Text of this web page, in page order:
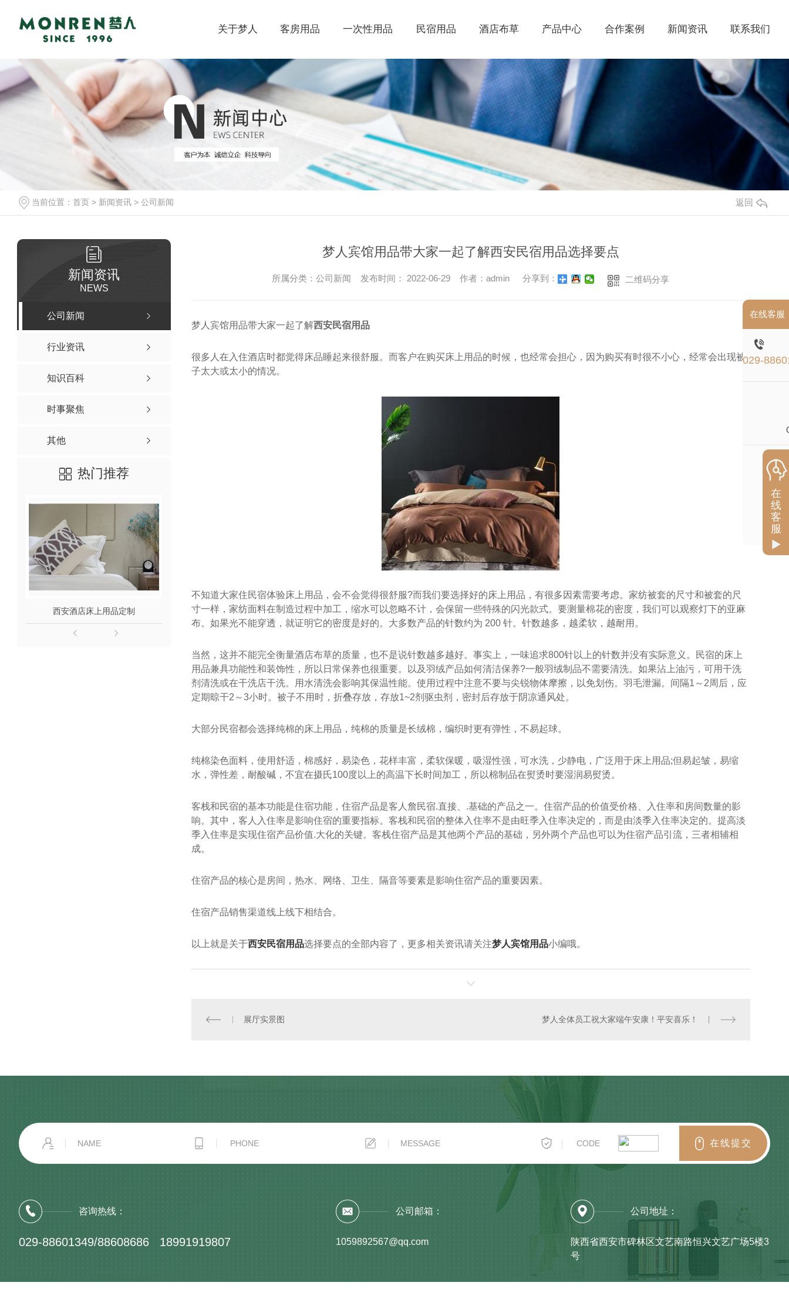
关于梦人 客房用品 一次性用品 民宿用品 酒店布草 产品中心 合作案例 新闻资讯 联系我们
当前位置： 首页 > 新闻资讯 > 公司新闻 返回
新闻资讯
NEWS
公司新闻
行业资讯
知识百科
时事聚焦
其他
热门推荐
西安酒店床上用品定制 西安酒店床上用品批发 酒店床品 被芯
梦人宾馆用品带大家一起了解西安民宿用品选择要点
所属分类：公司新闻 发布时间： 2022-06-29 作者：admin 分享到： 二维码分享
梦人宾馆用品带大家一起了解西安民宿用品
很多人在入住酒店时都觉得床品睡起来很舒服。而客户在购买床上用品的时候，也经常会担心，因为购买有时很不小心，经常会出现被
子太大或太小的情况。
不知道大家住民宿体验床上用品，会不会觉得很舒服?而我们要选择好的床上用品，有很多因素需要考虑。家纺被套的尺寸和被套的尺
寸一样，家纺面料在制造过程中加工，缩水可以忽略不计，会保留一些特殊的闪光款式。要测量棉花的密度，我们可以观察灯下的亚麻
布。如果光不能穿透，就证明它的密度是好的。大多数产品的针数约为 200 针。针数越多，越柔软，越耐用。
当然，这并不能完全衡量酒店布草的质量，也不是说针数越多越好。事实上，一味追求800针以上的针数并没有实际意义。民宿的床上
用品兼具功能性和装饰性，所以日常保养也很重要。以及羽绒产品如何清洁保养?一般羽绒制品不需要清洗。如果沾上油污，可用干洗
剂清洗或在干洗店干洗。用水清洗会影响其保温性能。使用过程中注意不要与尖锐物体摩擦，以免划伤。羽毛泄漏。间隔1～2周后，应
定期晾干2～3小时。被子不用时，折叠存放，存放1~2剂驱虫剂，密封后存放于阴凉通风处。
大部分民宿都会选择纯棉的床上用品，纯棉的质量是长绒棉，编织时更有弹性，不易起球。
纯棉染色面料，使用舒适，棉感好，易染色，花样丰富，柔软保暖，吸湿性强，可水洗，少静电，广泛用于床上用品;但易起皱，易缩
水，弹性差，耐酸碱，不宜在摄氏100度以上的高温下长时间加工，所以棉制品在熨烫时要湿润易熨烫。
客栈和民宿的基本功能是住宿功能，住宿产品是客人詹民宿.直接、.基础的产品之一。住宿产品的价值受价格、入住率和房间数量的影
响。其中，客人入住率是影响住宿的重要指标。客栈和民宿的整体入住率不是由旺季入住率决定的，而是由淡季入住率决定的。提高淡
季入住率是实现住宿产品价值.大化的关键。客栈住宿产品是其他两个产品的基础，另外两个产品也可以为住宿产品引流，三者相辅相
成。
住宿产品的核心是房间，热水、网络、卫生、隔音等要素是影响住宿产品的重要因素。
住宿产品销售渠道线上线下相结合。
以上就是关于西安民宿用品选择要点的全部内容了，更多相关资讯请关注梦人宾馆用品小编哦。
展厅实景图 梦人全体员工祝大家端午安康！平安喜乐！
在线提交
咨询热线：
029-88601349/88608686 18991919807
公司邮箱：
1059892567@qq.com
公司地址：
陕西省西安市碑林区文艺南路恒兴文艺广场5楼3
号
在线客服
029-
在
线
客
服